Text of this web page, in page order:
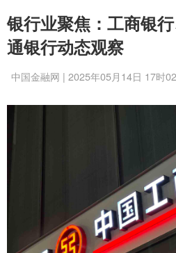
银行业聚焦：工商银
通银行动态观察
中国金融网 | 2025年05月14日 17时